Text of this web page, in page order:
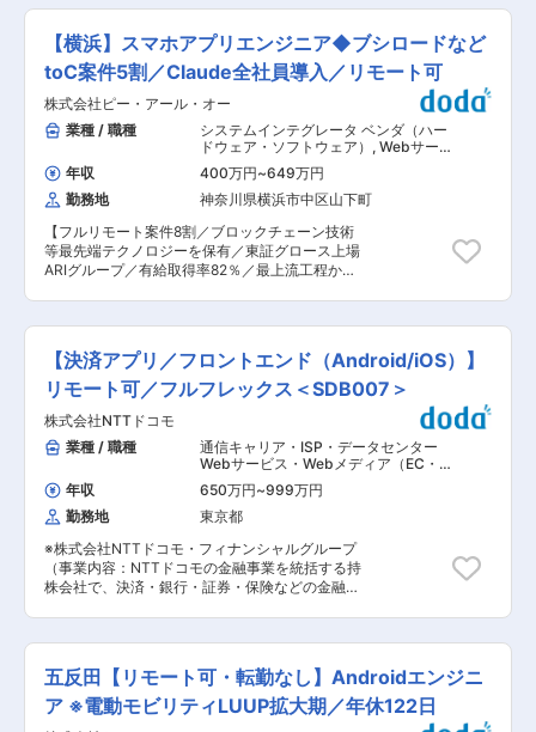
クロスは成長フェーズにあり、エンジニアリング
組織の再構築と強化が大きなテーマとなっていま
す。VPoEとして、経営陣と連携しながら、エン
ジニアチームを最適化し、強固な開発基盤を作り
上げることで、プロダクトの成功に直接貢献でき
ます。チームの成長と技術の発展においてリーダ
ーシップを発揮できるポジションです。 （2）次
世代ゲーム開発を支える 人気IPを活かし、世界に
通用するKAWAIIを届けるためのプロジェクトに、
技術的リーダーとして深く関わることができま
す。 ■採用メッセージ： テクロスは「世界に通
用するKAWAIIを届ける」をビジョンに掲げ、数多
くのオリジナルIP作品を開発・運営し、事業を拡
したヒット作を生み出し続けるため、次世代のゲ
ーム開発をリードする優秀なメンバーを募集して
ますので、お気軽にご応募ください。 変更の範
囲：会社の定める業務
開発、運用を手掛けています。 ・モバイルアプリ
（iOS／Android）において、営業と連携し、提案
活動、開発プロジェクトの計画立案、推進とプロ
ジェクトリードをお任せいたします。 ■担当プロ
ジェクト例： ・ゲームプラットフォーム「ブシ
モ」の初期開発、エンハンス開発、インフラ構
築、運用保守 ・累計3000万ダウンロードを超え
るスマホアプリのiOS／Androidアプリ初期開発
・サーバサイド連携を伴う各種iOS／Androidアプ
リの初期開発、エンハンス開発・運用保守 ・自社
スマホアプリ開発 など ※開発規模や期間は案件に
よります。 ■ARIグループについて〈AI×クラウド
×DX〉 ARIグループは、クラウド技術とデータ・
AI活用を中核としたDXおよびBXを推進していま
す。 2026年時点で東証グロース市場に上場して
おり、AI技術を駆使して企業の課題解決や業務効
務から開発・コンサルまでAIと協働する“AIネイテ
ィブ組織”を実現。 GitHub CopilotやClaude、
Microsoft 365 Copilotなど複数のAIを使い分ける
「マルチAI活用」で生産性と提案力を大幅向上。
単純作業はAIに任せ、社員は上流の設計や課題解
決など、より価値の高い業務に集中できる環境で
す。 ※Anthoropicとのリセラー契約も締結してお
り、AI最前線企業として事業成長をしていきま
す。 ■業務詳細： ◎iOS／Android アプリケーシ
ョン開発における以下の業務 ・プリセールス／提
案活動 ・プロジェクト計画立案 ・プロジェクト
管理 ・要件定義 ・基本設計 ■組織について： ・
SI事業本部は、60名程度の組織。今期のスローガ
きを！」を掲げています。 変更の範囲：会社の定
める業務
【横浜】スマホアプリエンジニア◆ブシロードなど
toC案件5割／Claude全社員導入／リモート可
株式会社ピー・アール・オー
業種 / 職種
システムインテグレータ ベンダ（ハー
ドウェア・ソフトウェア） , Webサー
ビス系エンジニア（フロントエンド・
サーバーサイド・フルスタック） スマ
ホアプリ・ネイティブアプリ系エンジ
年収 400万円~649万円
勤務地
神奈川県横浜市中区山下町
【フルリモート案件8割／ブロックチェーン技術
等最先端テクノロジーを保有／東証グロース上場
ARIグループ／有給取得率82％／最上流工程から
ォンアプリ（iOS／Android）の設計、開発、実装
をお任せします。 ・iOS／Androidアプリの設
計、開発、実装だけにとどまらず、サービス起点
で最適な技術の選定や導入の推進もお任せしま
す。 例：各種ログの分析基盤、Push通知基盤、
ABテスト基盤、開発標準やライブラリ管理など
■担当プロジェクト例： ・飲料メーカーポイント
カードアプリ開発 ・スポーツ協会デジタル会員証
アプリ開発 ・株取引アプリ開発 など ※開発規模
や期間は案件によります。 ■ARIグループについ
て〈AI×クラウド×DX〉 ARIグループは、クラウ
ド技術とデータ・AI活用を中核としたDXおよび
BXを推進しています。 2026年時点で東証グロー
ス市場に上場しており、AI技術を駆使して企業の
課題解決や業務効率化を推進しています。 ■当社
のAI活用について ・全社員にAIエージェントを標
CopilotやClaude、Microsoft 365 Copilotなど複
数のAIを使い分ける「マルチAI活用」で生産性と
提案力を大幅向上。 単純作業はAIに任せ、社員は
【決済アプリ／フロントエンド（Android/iOS）】
リモート可／フルフレックス＜SDB007＞
株式会社NTTドコモ
業種 / 職種
通信キャリア・ISP・データセンター
Webサービス・Webメディア（EC・
ポータル・ソーシャル）
ス系エンジニア（フロントエンド・サ
ーバーサイド・フルスタック） スマホ
ア
年収 650万円~999万円
勤務地
東京都
※株式会社NTTドコモ・フィナンシャルグループ
（事業内容：NTTドコモの金融事業を統括する持
株会社で、決済・銀行・証券・保険などの金融サ
発・運用業務（Android/iOSアプリ、またはクラ
ウドインフラ構築/サーバアプリの開発及び運用業
務） ・開発パートナー様とのアジャイル・スクラ
ム開発による開発業務推進（設計・製造・試験）
・ビジネス部門との開発内容及び優先順位調整・
五反田【リモート可・転勤なし】Androidエンジニ
ア ※電動モビリティLUUP拡大期／年休122日